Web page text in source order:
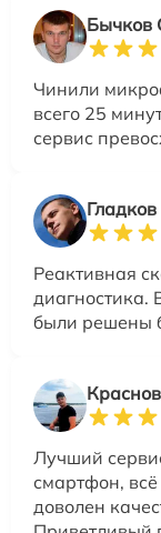
Бычков
Чинили
всего 25
сервис
Реактивная
диагностика.
были решены
Лучший
смартфон,
доволен